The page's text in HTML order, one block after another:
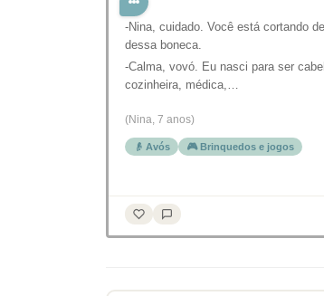
-Nina, cuidado. Você está cortando
dessa boneca.
-Calma, vovó. Eu nasci para ser
cozinheira, médica,…
(Nina, 7 anos)
👴 Avós 🎮 Brinquedos e jogos